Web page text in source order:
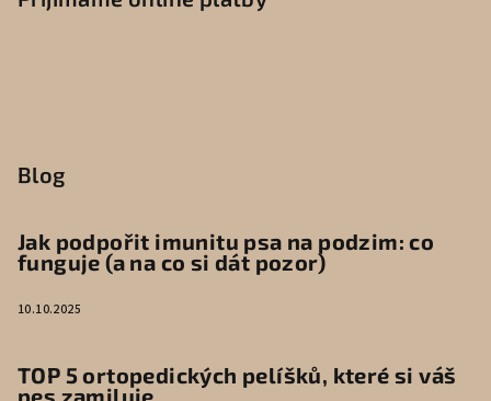
Blog
Jak podpořit imunitu psa na podzim: co
funguje (a na co si dát pozor)
10.10.2025
TOP 5 ortopedických pelíšků, které si váš
pes zamiluje